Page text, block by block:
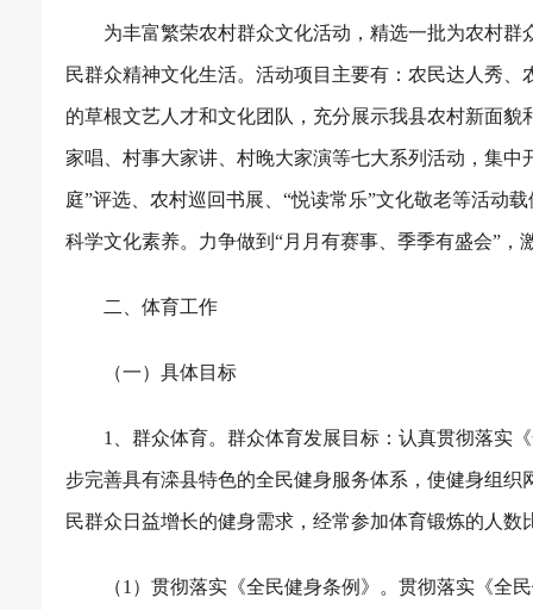
为丰富繁荣农村群众文化活动，精选一批为农村
民群众精神文化生活。活动项目主要有：农民达人秀
的草根文艺人才和文化团队，充分展示我县农村新面
家唱、村事大家讲、村晚大家演等七大系列活动，集中
庭”评选、农村巡回书展、“悦读常乐”文化敬老等活动
科学文化素养。力争做到“月月有赛事、季季有盛会”
二、体育工作
（一）具体目标
1 、群众体育。群众体育发展目标：认真贯彻落实
步完善具有滦县特色的全民健身服务体系，使健身组
民群众日益增长的健身需求，经常参加体育锻炼的人数
（1 ）贯彻落实《全民健身条例》。贯彻落实《全